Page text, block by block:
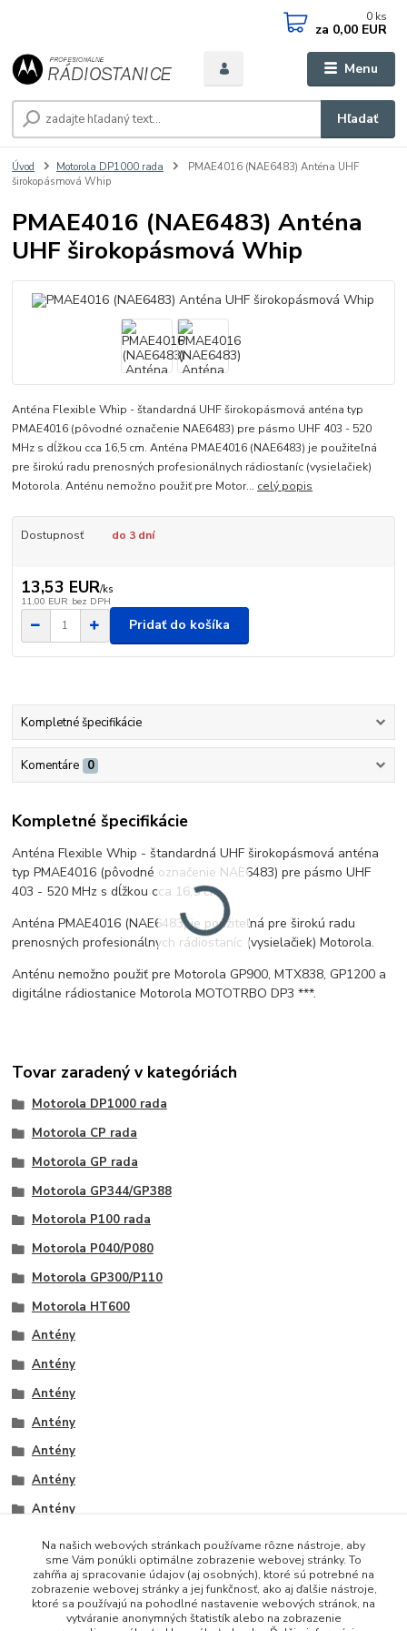
Menu
Hľadať
0 ks
za 0,00 EUR
Úvod Motorola DP1000 rada
PMAE4016 (NAE6483) Anténa UHF
širokopásmová Whip
PMAE4016 (NAE6483) Anténa
UHF širokopásmová Whip
Anténa Flexible Whip - štandardná UHF širokopásmová anténa typ
PMAE4016 (pôvodné označenie NAE6483) pre pásmo UHF 403 - 520
MHz s dĺžkou cca 16,5 cm. Anténa PMAE4016 (NAE6483) je použiteľná
pre širokú radu prenosných profesionálnych rádiostaníc (vysielačiek)
Motorola. Anténu nemožno použiť pre Motor... celý popis
Dostupnosť do 3 dní
13,53 EUR/ks
11,00 EUR bez DPH
Pridať do košíka
Kompletné špecifikácie
Komentáre 0
Kompletné špecifikácie
Anténa Flexible Whip - štandardná UHF širokopásmová anténa
typ PMAE4016 (pôvodné označenie NAE6483) pre pásmo UHF
403 - 520 MHz s dĺžkou cca 16,5 cm.
Anténa PMAE4016 (NAE6483) je použiteľná pre širokú radu
prenosných profesionálnych rádiostaníc (vysielačiek) Motorola.
Anténu nemožno použiť pre Motorola GP900, MTX838, GP1200 a
digitálne rádiostanice Motorola MOTOTRBO DP3 ***.
Tovar zaradený v kategóriách
Motorola DP1000 rada
Motorola CP rada
Motorola GP rada
Motorola GP344/GP388
Motorola P100 rada
Motorola P040/P080
Motorola GP300/P110
Motorola HT600
Antény
Antény
Antény
Antény
Antény
Antény
Antény
Na našich webových stránkach používame rôzne nástroje, aby
sme Vám ponúkli optimálne zobrazenie webovej stránky. To
zahŕňa aj spracovanie údajov (aj osobných), ktoré sú potrebné na
zobrazenie webovej stránky a jej funkčnosť, ako aj ďalšie nástroje,
ktoré sa používajú na pohodlné nastavenie webových stránok, na
vytváranie anonymných štatistík alebo na zobrazenie